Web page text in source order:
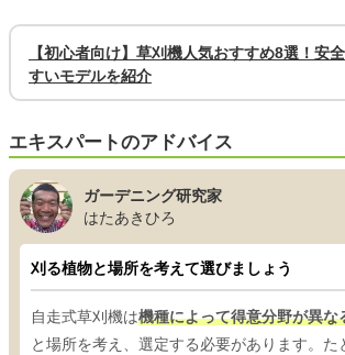
【初心者向け】草刈機人気おすすめ8選！安
すいモデルを紹介
エキスパートのアドバイス
ガーデニング研究家
はたあきひろ
刈る植物と場所を考えて選びましょう
自走式草刈機は機種によって得意分野が異な
と場所を考え、選定する必要があります。た